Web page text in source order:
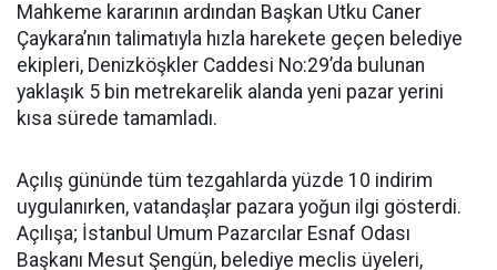
Mahkeme kararının ardından Başkan Utku Caner
Çaykara’nın talimatıyla hızla harekete geçen belediye
ekipleri, Denizköşkler Caddesi No:29’da bulunan
yaklaşık 5 bin metrekarelik alanda yeni pazar yerini
kısa sürede tamamladı.
Açılış gününde tüm tezgahlarda yüzde 10 indirim
uygulanırken, vatandaşlar pazara yoğun ilgi gösterdi.
Açılışa; İstanbul Umum Pazarcılar Esnaf Odası
Başkanı Mesut Şengün, belediye meclis üyeleri,